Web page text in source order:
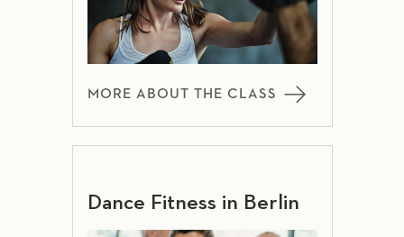
MORE ABOUT THE CLASS
Dance Fitness in Berlin